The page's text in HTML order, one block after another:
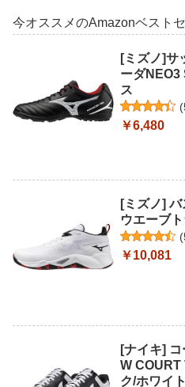
今オススメのAmazonベスト
[ミズノ]サ
ーダNEO3
ス
(
￥6,480
[ミズノ]
ウエーブ
(
￥10,081
[ナイキ]
W COURT
ク/ホワイ